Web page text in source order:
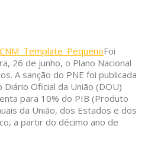
Foi
26 de junho, o Plano Nacional
A sanção do PNE foi publicada
Oficial da União (DOU)
para 10% do PIB (Produto
da União, dos Estados e dos
a partir do décimo ano de